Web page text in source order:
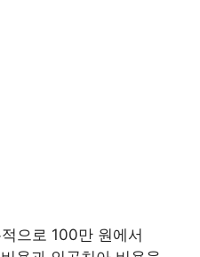
으로 100만 원에서